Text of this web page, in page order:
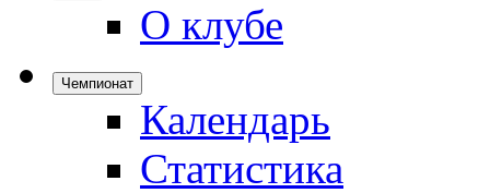
О клубе
Чемпионат
Календарь
Статистика